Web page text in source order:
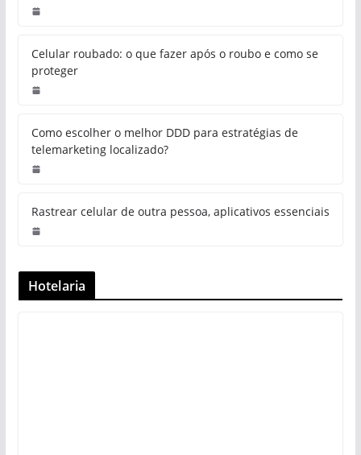
Celular roubado: o que fazer após o roubo e como se
proteger
Como escolher o melhor DDD para estratégias de
telemarketing localizado?
Rastrear celular de outra pessoa, aplicativos essenciais
Hotelaria